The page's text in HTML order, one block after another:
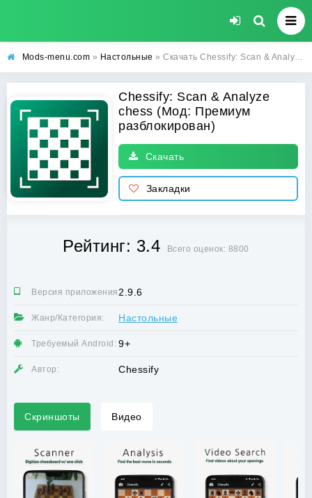
Mods-menu.com » Настольные » Скачать Chessify: Scan & Analyze chess Взлом (Премиум разблокирован) на Андроид
Chessify: Scan & Analyze
chess (Мод: Премиум
разблокирован)
Скачать
Закладки
Рейтинг: 3.4 Всего оценок: 8800
Версия приложения:2.9.6
Жанр/Категория: Настольные
Требуемый Android: 9+
Автор: Chessify
Скриншоты Видео